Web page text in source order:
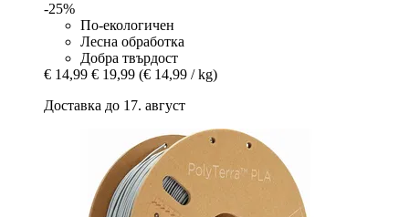
-25%
По-екологичен
Лесна обработка
Добра твърдост
€ 14,99 € 19,99 (€ 14,99 / kg)
Доставка до 17. август